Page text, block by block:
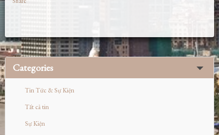
Categories
Tin Tức & Sự Kiện
Tất cả tin
Sự Kiện